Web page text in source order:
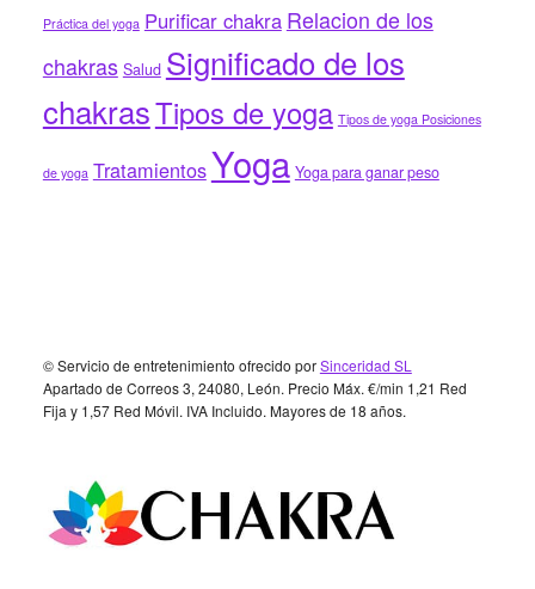
Práctica del yoga Purificar chakra Relacion de los
chakras Salud Significado de los
chakrasTipos de yoga Tipos de yoga Posiciones
de yoga TratamientosYoga Yoga para ganar peso
Footer
© Servicio de entretenimiento ofrecido porSinceridad SL
Apartado de Correos 3, 24080, León. Precio Máx. €/min 1,21 Red
Fija y 1,57 Red Móvil. IVA Incluido. Mayores de 18 años.